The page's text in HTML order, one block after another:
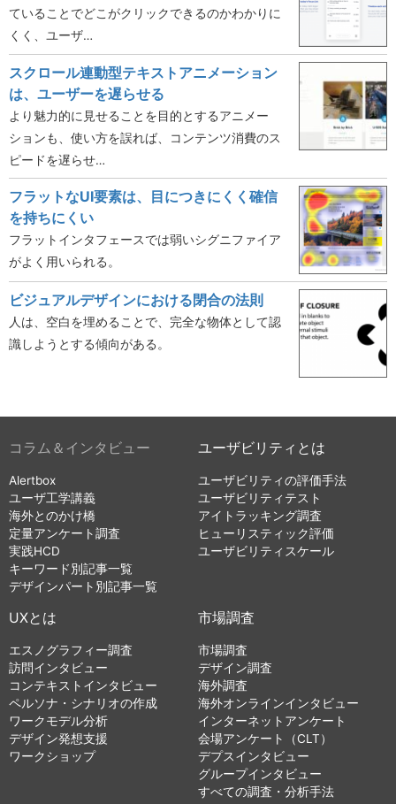
ていることでどこがクリックできるのかわかりに
くく、ユーザ…
スクロール連動型テキストアニメーション
は、ユーザーを遅らせる
より魅力的に見せることを目的とするアニメー
ションも、使い方を誤れば、コンテンツ消費のス
ピードを遅らせ…
フラットなUI要素は、目につきにくく確信
を持ちにくい
フラットインタフェースでは弱いシグニファイア
がよく用いられる。
ビジュアルデザインにおける閉合の法則
人は、空白を埋めることで、完全な物体として認
識しようとする傾向がある。
コラム＆インタビュー
Alertbox
ユーザ工学講義
海外とのかけ橋
定量アンケート調査
実践HCD
キーワード別記事一覧
デザインパート別記事一覧
ユーザビリティとは
ユーザビリティの評価手法
ユーザビリティテスト
アイトラッキング調査
ヒューリスティック評価
ユーザビリティスケール
UXとは
エスノグラフィー調査
訪問インタビュー
コンテキストインタビュー
ペルソナ・シナリオの作成
ワークモデル分析
デザイン発想支援
ワークショップ
市場調査
市場調査
デザイン調査
海外調査
海外オンラインインタビュー
インターネットアンケート
会場アンケート（CLT）
デプスインタビュー
グループインタビュー
すべての調査・分析手法